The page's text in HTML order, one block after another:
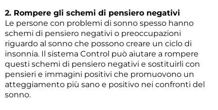
2. Rompere gli schemi di pensiero negativi
Le persone con problemi di sonno spesso hanno
schemi di pensiero negativi o preoccupazioni
riguardo al sonno che possono creare un ciclo di
insonnia. Il sistema Control può aiutare a rompere
questi schemi di pensiero negativi e sostituirli con
pensieri e immagini positivi che promuovono un
atteggiamento più sano e positivo nei confronti del
sonno.